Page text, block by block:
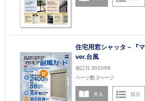
住宅用窓シャッタ－『
ver.台風
改訂日 2022/09
ページ数 2ページ